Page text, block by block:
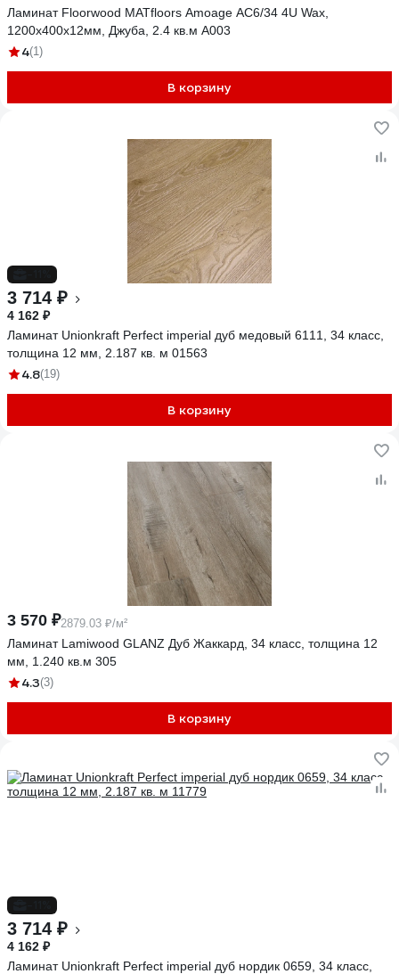
Ламинат Floorwood MATfloors Amoage АС6/34 4U Wax,
1200х400х12мм, Джуба, 2.4 кв.м А003
4(1)
В корзину
3 714 ₽
4 162 ₽
Ламинат Unionkraft Perfect imperial дуб медовый 6111, 34 класс,
толщина 12 мм, 2.187 кв. м 01563
4.8(19)
В корзину
3 570 ₽2879.03 ₽/м²
Ламинат Lamiwood GLANZ Дуб Жаккард, 34 класс, толщина 12
мм, 1.240 кв.м 305
4.3(3)
В корзину
3 714 ₽
4 162 ₽
Ламинат Unionkraft Perfect imperial дуб нордик 0659, 34 класс,